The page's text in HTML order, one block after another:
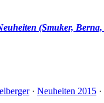
(Smuker,
· Neuheiten 2015 ·